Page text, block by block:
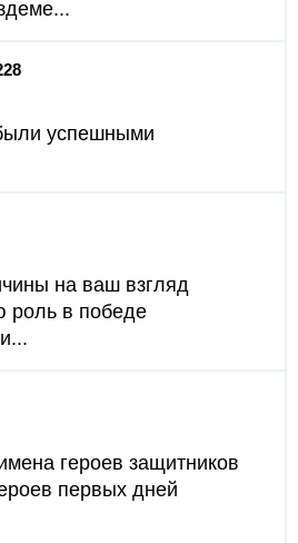
успешными
на ваш взгляд
в победе
героев защитников
первых дней